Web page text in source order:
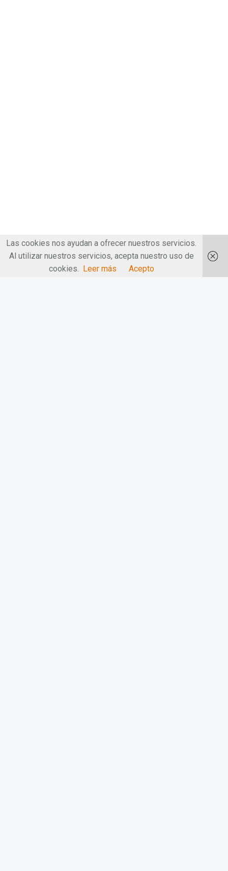
Las cookies nos ayudan a ofrecer nuestros servicios.
Al utilizar nuestros servicios, acepta nuestro uso de
cookies. Leer más Acepto